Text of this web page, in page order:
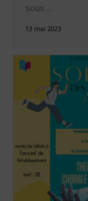
sous …
13 mai 2023